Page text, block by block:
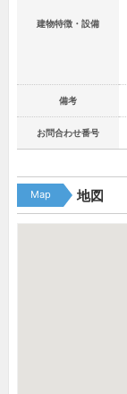
建物特徴・設備
備考
お問合わせ番号
Map 地図